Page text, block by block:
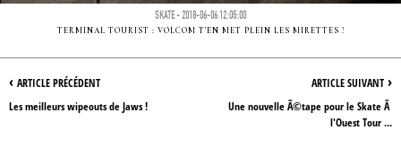
SKATE - 2018-06-06 12:05:00
TERMINAL TOURIST : VOLCOM T'EN MET PLEIN LES MIRETTES !
ARTICLE SUIVANT ›
Une nouvelle Ã©tape pour le Skate Ã
l'Ouest Tour ...
‹ ARTICLE PRÉCÉDENT
Les meilleurs wipeouts de Jaws !